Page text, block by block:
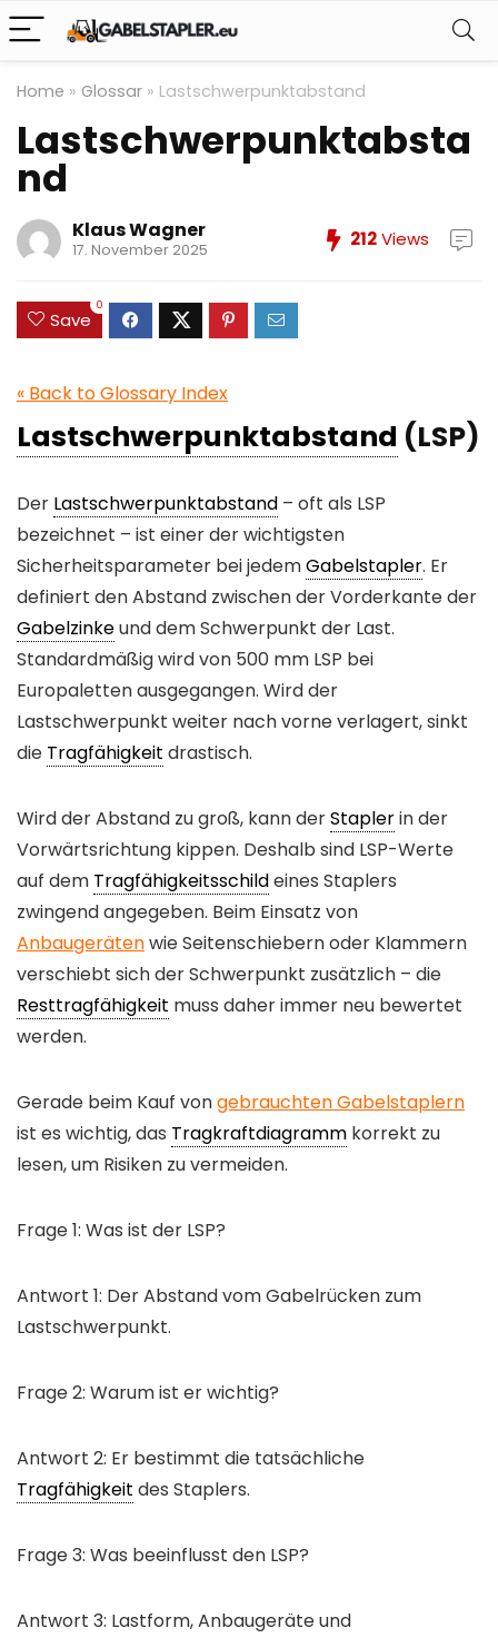
Home » Glossar » Lastschwerpunktabstand
Lastschwerpunktabsta
nd
Klaus Wagner
17. November 2025 212Views
Save
0
« Back to Glossary Index
Lastschwerpunktabstand (LSP)
Der Lastschwerpunktabstand – oft als LSP
bezeichnet – ist einer der wichtigsten
Sicherheitsparameter bei jedemGabelstapler. Er
definiert den Abstand zwischen der Vorderkante der
Gabelzinkeund dem Schwerpunkt der Last.
Standardmäßig wird von 500 mm LSP bei
Europaletten ausgegangen. Wird der
Lastschwerpunkt weiter nach vorne verlagert, sinkt
die Tragfähigkeit drastisch.
Wird der Abstand zu groß, kann derStaplerin der
Vorwärtsrichtung kippen. Deshalb sind LSP-Werte
auf dem Tragfähigkeitsschildeines Staplers
zwingend angegeben. Beim Einsatz von
Anbaugerätenwie Seitenschiebern oder Klammern
verschiebt sich der Schwerpunkt zusätzlich – die
Resttragfähigkeit muss daher immer neu bewertet
werden.
Gerade beim Kauf vongebrauchten Gabelstaplern
ist es wichtig, das Tragkraftdiagramm korrekt zu
lesen, um Risiken zu vermeiden.
Frage 1: Was ist der LSP?
Antwort 1: Der Abstand vom Gabelrücken zum
Lastschwerpunkt.
Frage 2: Warum ist er wichtig?
Antwort 2: Er bestimmt die tatsächliche
Tragfähigkeit des Staplers.
Frage 3: Was beeinflusst den LSP?
Antwort 3: Lastform, Anbaugeräte und